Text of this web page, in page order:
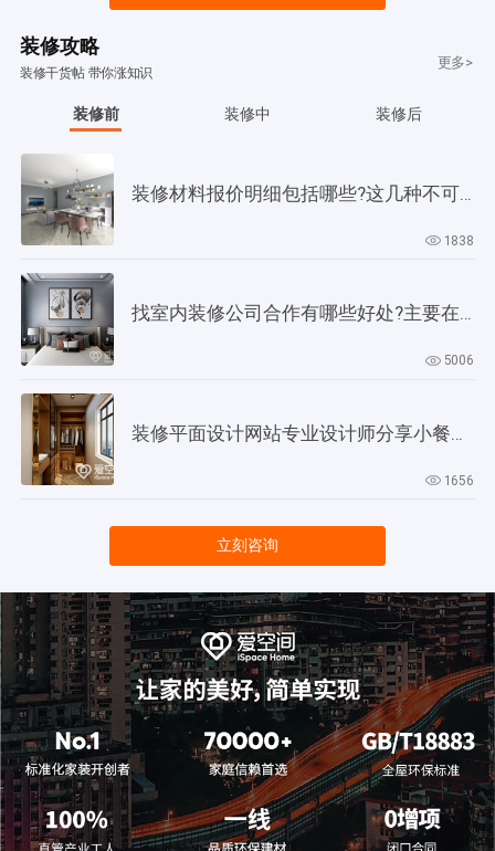
装修攻略
装修干货帖 带你涨知识
更多>
装修前 装修中 装修后
装修材料报价明细包括哪些?这几种不可缺少!
1838
找室内装修公司合作有哪些好处?主要在以下4个方面!
5006
1656
立刻咨询